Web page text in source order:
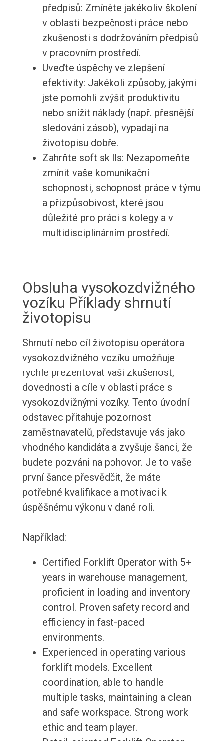
předpisů: Zmíněte jakékoliv školení
v oblasti bezpečnosti práce nebo
zkušenosti s dodržováním předpisů
v pracovním prostředí.
Uveďte úspěchy ve zlepšení
efektivity: Jakékoli způsoby, jakými
jste pomohli zvýšit produktivitu
nebo snížit náklady (např. přesnější
sledování zásob), vypadají na
životopisu dobře.
Zahrňte soft skills: Nezapomeňte
zmínit vaše komunikační
schopnosti, schopnost práce v týmu
a přizpůsobivost, které jsou
důležité pro práci s kolegy a v
multidisciplinárním prostředí.
Obsluha vysokozdvižného
vozíku Příklady shrnutí
životopisu
Shrnutí nebo cíl životopisu operátora
vysokozdvižného vozíku umožňuje
rychle prezentovat vaši zkušenost,
dovednosti a cíle v oblasti práce s
vysokozdvižnými vozíky. Tento úvodní
odstavec přitahuje pozornost
zaměstnavatelů, představuje vás jako
vhodného kandidáta a zvyšuje šanci, že
budete pozváni na pohovor. Je to vaše
první šance přesvědčit, že máte
potřebné kvalifikace a motivaci k
úspěšnému výkonu v dané roli.
Například:
Certified Forklift Operator with 5+
years in warehouse management,
proficient in loading and inventory
control. Proven safety record and
efficiency in fast-paced
environments.
Experienced in operating various
forklift models. Excellent
coordination, able to handle
multiple tasks, maintaining a clean
and safe workspace. Strong work
ethic and team player.